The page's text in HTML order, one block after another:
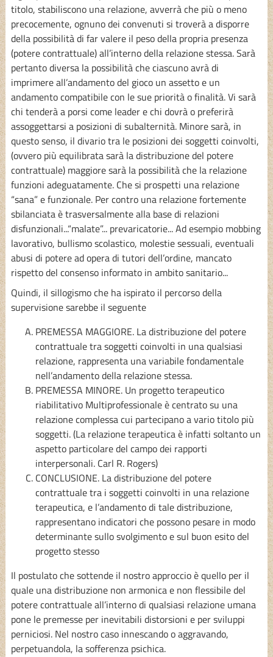
titolo, stabiliscono una relazione, avverrà che più o meno
precocemente, ognuno dei convenuti si troverà a disporre
della possibilità di far valere il peso della propria presenza
(potere contrattuale) all’interno della relazione stessa. Sarà
pertanto diversa la possibilità che ciascuno avrà di
imprimere all’andamento del gioco un assetto e un
andamento compatibile con le sue priorità o finalità. Vi sarà
chi tenderà a porsi come leader e chi dovrà o preferirà
assoggettarsi a posizioni di subalternità. Minore sarà, in
questo senso, il divario tra le posizioni dei soggetti coinvolti,
(ovvero più equilibrata sarà la distribuzione del potere
contrattuale) maggiore sarà la possibilità che la relazione
funzioni adeguatamente. Che si prospetti una relazione
“sana” e funzionale. Per contro una relazione fortemente
sbilanciata è trasversalmente alla base di relazioni
disfunzionali...“malate”... prevaricatorie... Ad esempio mobbing
lavorativo, bullismo scolastico, molestie sessuali, eventuali
abusi di potere ad opera di tutori dell’ordine, mancato
rispetto del consenso informato in ambito sanitario...
Quindi, il sillogismo che ha ispirato il percorso della
supervisione sarebbe il seguente
PREMESSA MAGGIORE. La distribuzione del potere
contrattuale tra soggetti coinvolti in una qualsiasi
relazione, rappresenta una variabile fondamentale
nell’andamento della relazione stessa.
PREMESSA MINORE. Un progetto terapeutico
riabilitativo Multiprofessionale è centrato su una
relazione complessa cui partecipano a vario titolo più
soggetti. (La relazione terapeutica è infatti soltanto un
aspetto particolare del campo dei rapporti
interpersonali. Carl R. Rogers)
CONCLUSIONE. La distribuzione del potere
contrattuale tra i soggetti coinvolti in una relazione
terapeutica, e l’andamento di tale distribuzione,
rappresentano indicatori che possono pesare in modo
determinante sullo svolgimento e sul buon esito del
progetto stesso
Il postulato che sottende il nostro approccio è quello per il
quale una distribuzione non armonica e non flessibile del
potere contrattuale all’interno di qualsiasi relazione umana
pone le premesse per inevitabili distorsioni e per sviluppi
perniciosi. Nel nostro caso innescando o aggravando,
perpetuandola, la sofferenza psichica.